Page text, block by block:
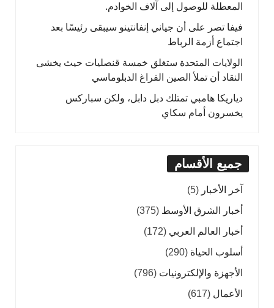
المعطلة للوصول إلى آلاف الخوادم.
فيفا تصر على أن جياني إنفانتينو سيبقى رئيسًا بعد
اجتماع أزمة الرباط
الولايات المتحدة ستغلق خمسة قنصليات حيث يخشى
النقاد أن تملأ الصين الفراغ الدبلوماسي
دياريكا هامبي تمتلك دبل دابل، ولكن سباركس
يخسرون أمام سكاي
جميع الأقسام
آخر الأخبار (5)
أخبار الشرق الأوسط (375)
أخبار العالم العربي (172)
أسلوب الحياة (290)
الأجهزة والإلكترونيات (796)
الأعمال (617)